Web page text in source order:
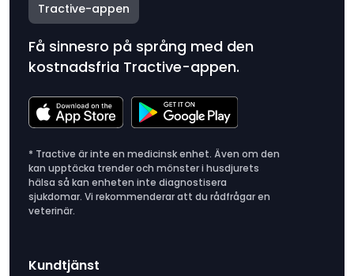
Tractive-appen
Få sinnesro på språng med den
kostnadsfria Tractive-appen.
* Tractive är inte en medicinsk enhet. Även om den
kan upptäcka trender och mönster i husdjurets
hälsa så kan enheten inte diagnostisera
sjukdomar. Vi rekommenderar att du rådfrågar en
veterinär.
Kundtjänst